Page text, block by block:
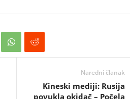
Naredni članak
Kineski mediji: Rusija
povukla okidač – Počela